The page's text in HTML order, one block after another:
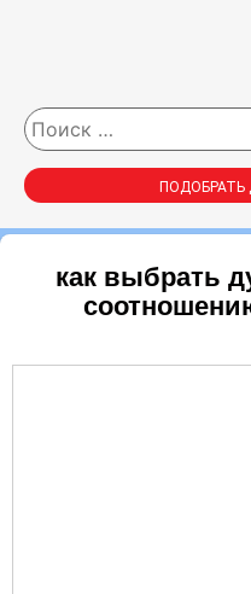
как выбрать